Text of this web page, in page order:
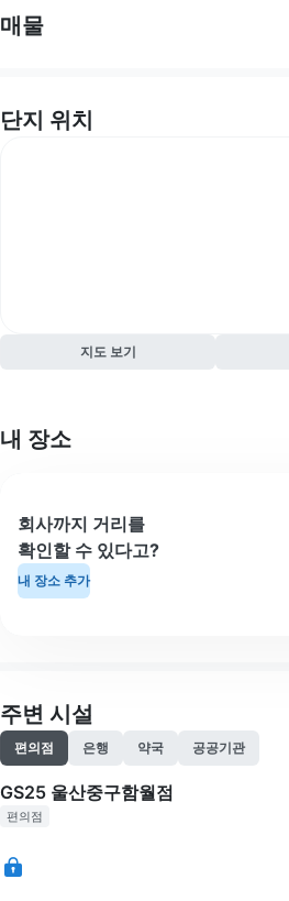
매물
단지 위치
지도 보기
내 장소
회사까지 거리를
확인할 수 있다고?
내 장소 추가
주변 시설
편의점 은행 약국 공공기관
GS25 울산중구함월점
편의점